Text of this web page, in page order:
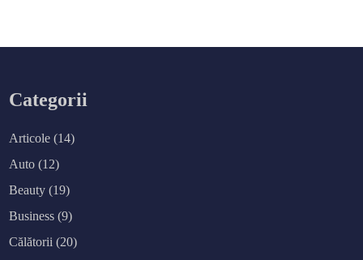
Categorii
Articole (14)
Auto (12)
Beauty (19)
Business (9)
Călătorii (20)